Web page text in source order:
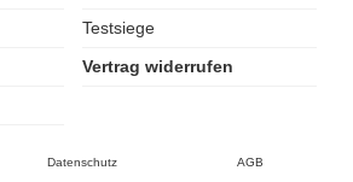
Testsiege
Vertrag widerrufen
Datenschutz AGB